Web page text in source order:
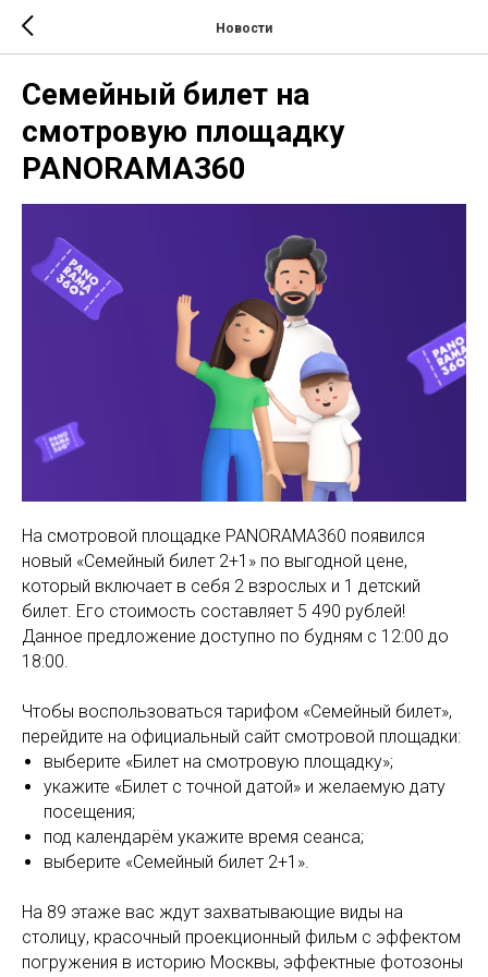
Новости
Семейный билет на
смотровую площадку
PANORAMA360
На смотровой площадке PANORAMA360 появился
новый «Семейный билет 2+1» по выгодной цене,
который включает в себя 2 взрослых и 1 детский
билет. Его стоимость составляет 5 490 рублей!
Данное предложение доступно по будням с 12:00 до
18:00.
Чтобы воспользоваться тарифом «Семейный билет»,
перейдите на официальный сайт смотровой площадки:
выберите «Билет на смотровую площадку»;
укажите «Билет с точной датой» и желаемую дату
посещения;
под календарём укажите время сеанса;
выберите «Семейный билет 2+1».
На 89 этаже вас ждут захватывающие виды на
столицу, красочный проекционный фильм с эффектом
погружения в историю Москвы, эффектные фотозоны